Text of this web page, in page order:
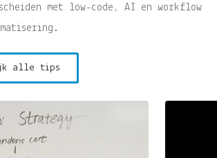
met low-code, AI en workflow
alle tips